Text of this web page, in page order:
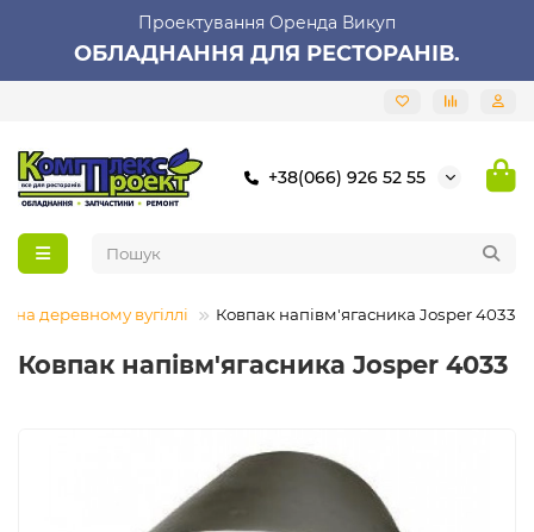
Проектування Оренда Викуп
ОБЛАДНАННЯ ДЛЯ РЕСТОРАНІВ.
+38(066) 926 52 55
на деревному вугіллі Ковпак напівм'ягасника Josper 4033
Ковпак напівм'ягасника Josper 4033